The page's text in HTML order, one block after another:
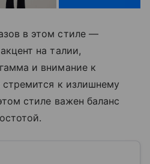
в этом стиле —
на талии,
и внимание к
к излишнему
стиле важен баланс